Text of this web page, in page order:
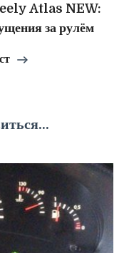
Atlas NEW:
за рулём